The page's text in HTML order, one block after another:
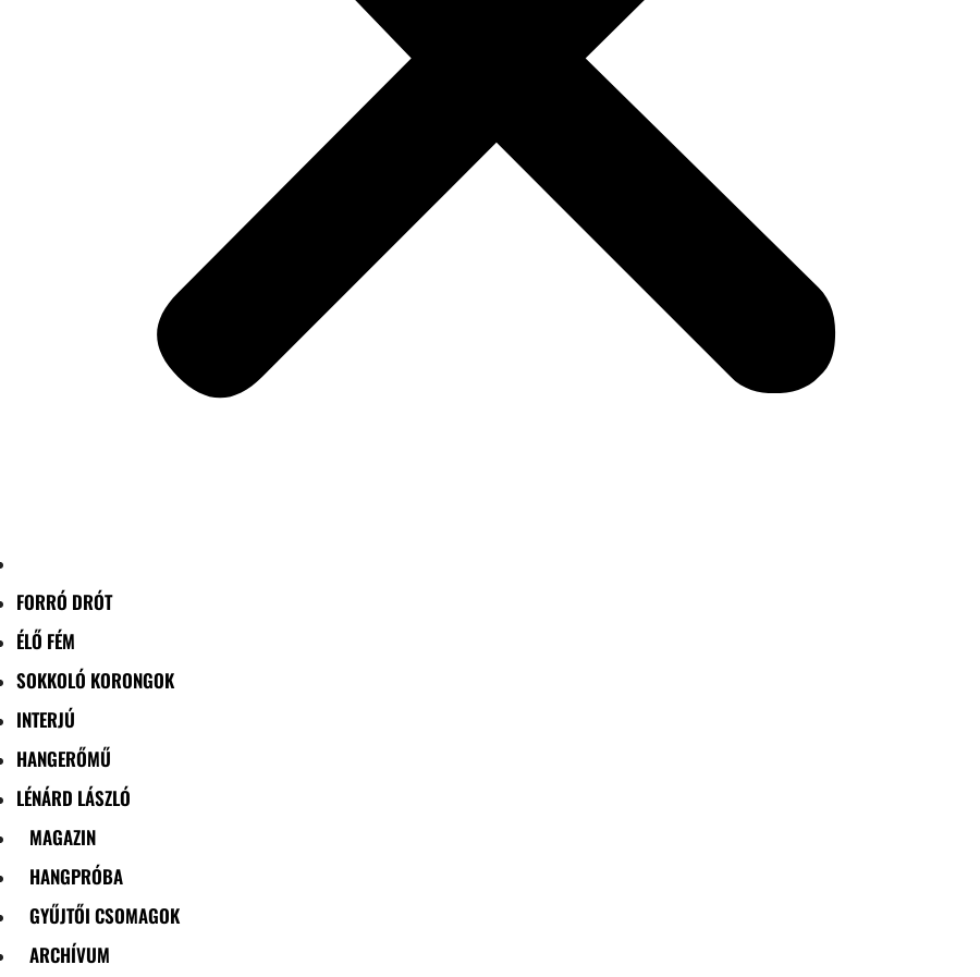
FORRÓ DRÓT
ÉLŐ FÉM
SOKKOLÓ KORONGOK
INTERJÚ
HANGERŐMŰ
LÉNÁRD LÁSZLÓ
MAGAZIN
HANGPRÓBA
GYŰJTŐI CSOMAGOK
ARCHÍVUM